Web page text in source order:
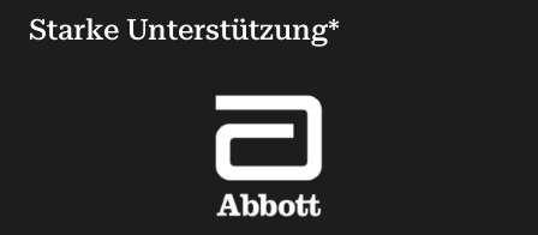
Starke Unterstützung*